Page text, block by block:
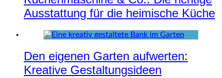
Ausstattung für die heimische Küche
Den eigenen Garten aufwerten:
Kreative Gestaltungsideen